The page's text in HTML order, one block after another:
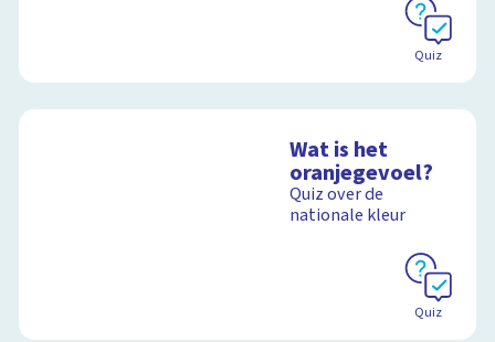
Quiz
Wat is het
oranjegevoel?
Quiz over de
nationale kleur
Quiz